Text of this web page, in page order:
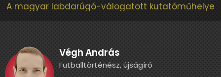
A magyar labdarúgó-válogatott kutatóműhelye
Végh András
Futballtörténész, újságíró